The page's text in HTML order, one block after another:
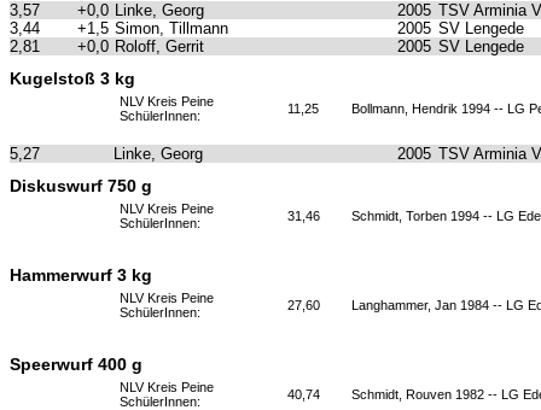
3,57 +0,0 Linke, Georg 2005 TSV Arminia
3,44
+1,5 Simon, Tillmann 2005 SV Lengede
2,81
+0,0 Roloff, Gerrit 2005 SV Lengede
Kugelstoß 3 kg
NLV Kreis Peine
SchülerInnen:
11,25 Bollmann, Hendrik 1994 -- LG
5,27 Linke, Georg 2005 TSV Arminia
Diskuswurf 750 g
NLV Kreis Peine
SchülerInnen:
31,46 Schmidt, Torben 1994 -- LG
Hammerwurf 3 kg
NLV Kreis Peine
SchülerInnen:
27,60 Langhammer, Jan 1984 -- LG
Speerwurf 400 g
NLV Kreis Peine
SchülerInnen:
40,74 Schmidt, Rouven 1982 -- LG